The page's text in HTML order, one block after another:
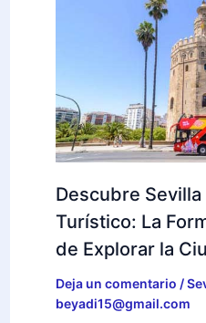
Descubre
Turístico: La
de Explorar la
Deja un comentario /
beyadi15@gmail.com